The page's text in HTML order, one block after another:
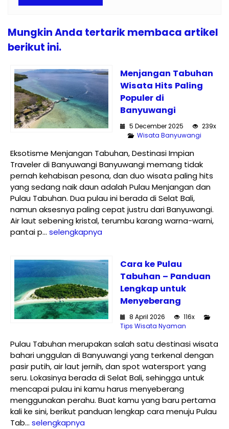
Mungkin Anda tertarik membaca artikel
berikut ini.
Menjangan Tabuhan
Wisata Hits Paling
Populer di
Banyuwangi
5 December 2025
239x
Wisata Banyuwangi
Eksotisme Menjangan Tabuhan, Destinasi Impian
Traveler di Banyuwangi Banyuwangi memang tidak
pernah kehabisan pesona, dan duo wisata paling hits
yang sedang naik daun adalah Pulau Menjangan dan
Pulau Tabuhan. Dua pulau ini berada di Selat Bali,
namun aksesnya paling cepat justru dari Banyuwangi.
Air laut sebening kristal, terumbu karang warna-warni,
pantai p... selengkapnya
Cara ke Pulau
Tabuhan – Panduan
Lengkap untuk
Menyeberang
8 April 2026
116x
Tips Wisata Nyaman
Pulau Tabuhan merupakan salah satu destinasi wisata
bahari unggulan di Banyuwangi yang terkenal dengan
pasir putih, air laut jernih, dan spot watersport yang
seru. Lokasinya berada di Selat Bali, sehingga untuk
mencapai pulau ini kamu harus menyeberang
menggunakan perahu. Buat kamu yang baru pertama
kali ke sini, berikut panduan lengkap cara menuju Pulau
Tab... selengkapnya